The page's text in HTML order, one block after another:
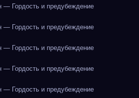
— Гордость и предубеждение
— Гордость и предубеждение
— Гордость и предубеждение
— Гордость и предубеждение
— Гордость и предубеждение